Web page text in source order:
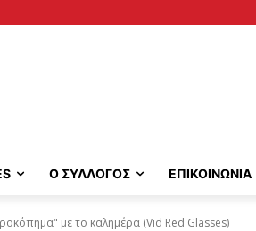
Ο ΣΥΛΛΟΓΟΣ ΕΠΙΚΟΙΝΩΝΙΑ
με το καλημέρα (Vid Red Glasses)